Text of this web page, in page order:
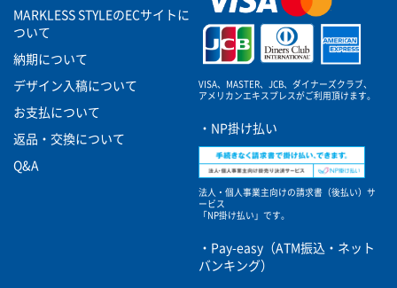
MARKLESS STYLEのECサイトに
ついて
納期について
デザイン入稿について
お支払について
返品・交換について
Q&A
VISA、MASTER、JCB、ダイナーズクラブ、
アメリカンエキスプレスがご利用頂けます。
・NP掛け払い
法人・個人事業主向けの請求書（後払い）サ
ービス
「NP掛け払い」です。
・Pay-easy（ATM振込・ネット
バンキング）